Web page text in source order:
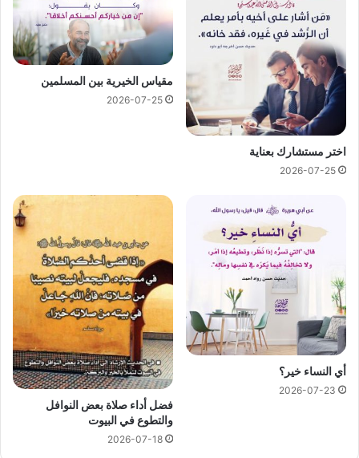
اختر مستشارك بعناية
2026-07-25
مقياس الخيرية بين المسلمين
2026-07-25
أي النساء خير؟
2026-07-23
فضل أداء صلاة بعض النوافل
والتطوع في البيوت
2026-07-18